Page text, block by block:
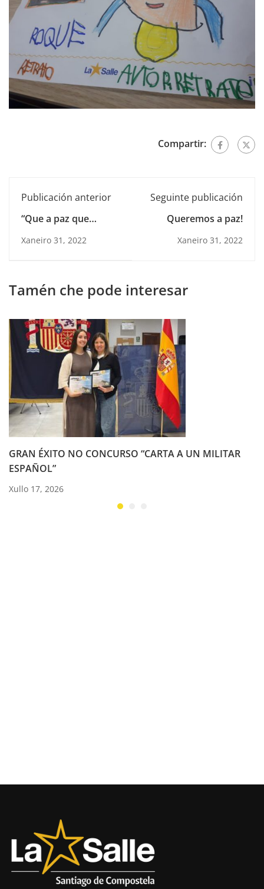
Compartir:
Publicación anterior
“Que a paz que
palabras estea
Xaneiro 31, 2022
Seguinte publicación
Queremos a paz!
Xaneiro 31, 2022
Tamén che pode interesar
GRAN ÉXITO NO CONCURSO “CARTA A UN MILITAR
ESPAÑOL”
Xullo 17, 2026